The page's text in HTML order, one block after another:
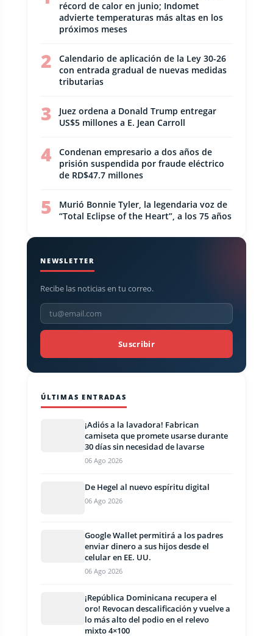
récord de calor en junio; Indomet
advierte temperaturas más altas en los
próximos meses
2
Calendario de aplicación de la Ley 30-26
con entrada gradual de nuevas medidas
tributarias
3
Juez ordena a Donald Trump entregar
US$5 millones a E. Jean Carroll
4
Condenan empresario a dos años de
prisión suspendida por fraude eléctrico
de RD$47.7 millones
5
Murió Bonnie Tyler, la legendaria voz de
“Total Eclipse of the Heart”, a los 75 años
NEWSLETTER
Recibe las noticias en tu correo.
Suscribir
ÚLTIMAS ENTRADAS
¡Adiós a la lavadora! Fabrican
camiseta que promete usarse durante
30 días sin necesidad de lavarse
06 Ago 2026
De Hegel al nuevo espíritu digital
06 Ago 2026
Google Wallet permitirá a los padres
enviar dinero a sus hijos desde el
celular en EE. UU.
06 Ago 2026
¡República Dominicana recupera el
oro! Revocan descalificación y vuelve a
lo más alto del podio en el relevo
mixto 4×100